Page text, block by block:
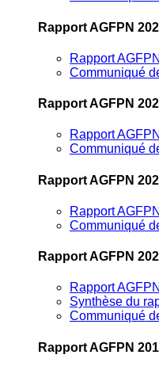
Rapport AGFPN
Rapport
Communiqué
Rapport AGFPN
Rapport
Communiqué
Rapport AGFPN
Rapport
Communiqué
Rapport AGFPN
Rapport
Synthèse du
Communiqué
Rapport AGFPN